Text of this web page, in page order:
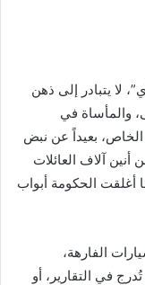
لا يتبادر إلى ذهن
والمأساة في
بعيداً عن نبض
آلاف العائلات
أغلقت الحكومة أبواب
الفارهة،
في التقارير، أو